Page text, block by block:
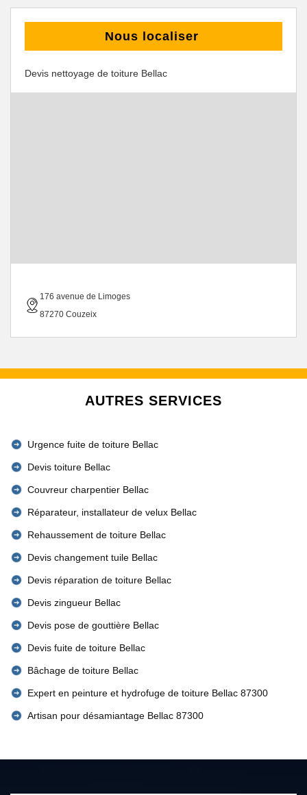
Nous localiser
Devis nettoyage de toiture Bellac
176 avenue de Limoges
87270 Couzeix
AUTRES SERVICES
Urgence fuite de toiture Bellac
Devis toiture Bellac
Couvreur charpentier Bellac
Réparateur, installateur de velux Bellac
Rehaussement de toiture Bellac
Devis changement tuile Bellac
Devis réparation de toiture Bellac
Devis zingueur Bellac
Devis pose de gouttière Bellac
Devis fuite de toiture Bellac
Bâchage de toiture Bellac
Expert en peinture et hydrofuge de toiture Bellac 87300
Artisan pour désamiantage Bellac 87300